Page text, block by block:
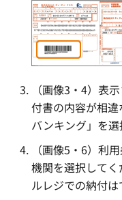
（画像3・4）表
付書の内容が相
バンキング」を選
（画像5・6）利
機関を選択して
ルレジでの納付は